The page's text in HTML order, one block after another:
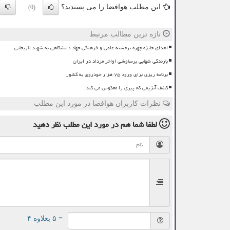
این مطلب هوافضا را می پسندید؟ (0)
تازه ترین مطالب مرتبط
اهدای جایزه چهره برجسته علمی و فرهنگی جهاد دانشگاهی به شهید لاریجانی
بارندگی شهابی برساوشی اواخر مرداد در ایران
برنامه ریزی برای ورود ۷۵ هزار خودروی به کشور
کشف آنزیمی که پیری را معکوس می کند
نظرات کاربران هوافضا در مورد این مطلب
لطفا شما همدر مورد این مطلبنظر دهید
= ۵ بعلاوه ۴